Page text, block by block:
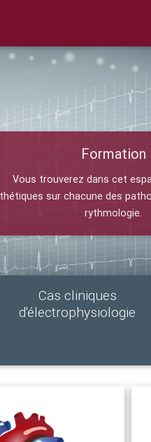
Formation
Vous trouverez dans cet
sur chacune des
rythmologie.
Cas cliniques
d'électrophysiologie